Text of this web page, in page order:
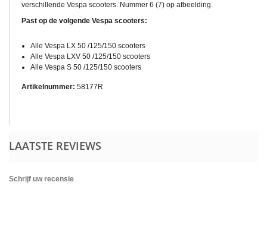
verschillende Vespa scooters. Nummer 6 (7) op afbeelding.
Past op de volgende Vespa scooters:
Alle Vespa LX 50 /125/150 scooters
Alle Vespa LXV 50 /125/150 scooters
Alle Vespa S 50 /125/150 scooters
Artikelnummer: 58177R
LAATSTE REVIEWS
Schrijf uw recensie